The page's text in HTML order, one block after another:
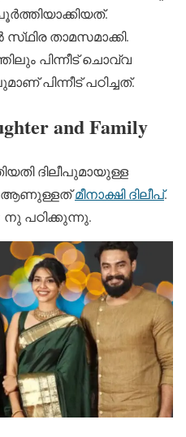
താമസമാക്കി.
പിന്നീട് ചൊവ്വ
പിന്നീട് പഠിച്ചത്.
and Family
ദിലീപുമായുള്ള
ആണുള്ളത്മീനാക്ഷി ദിലീപ്.
പഠിക്കുന്നു.